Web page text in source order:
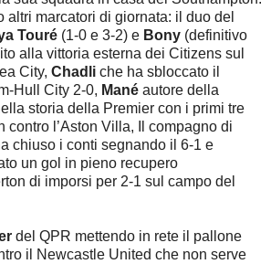
altri marcatori di giornata: il duo del
Touré (1-0 e 3-2) e Bony (definitivo
alla vittoria esterna dei Citizens sul
City, Chadli che ha sbloccato il
Hull City 2-0, Mané autore della
storia della Premier con i primi tre
contro l’Aston Villa, Il compagno di
chiuso i conti segnando il 6-1 e
un gol in pieno recupero
di imporsi per 2-1 sul campo del
del QPR mettendo in rete il pallone
il Newcastle United che non serve